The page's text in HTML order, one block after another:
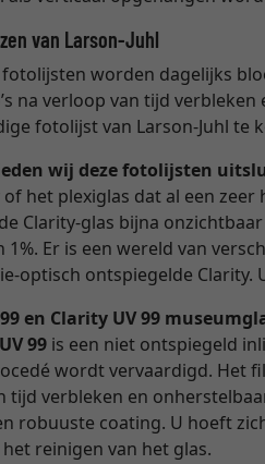
van Larson-Juhl
fotolijsten worden dagelijks
na verloop van tijd
fotolijst van Larson-Juhl te
wij deze fotolijsten
of het plexiglas dat al een
Clarity-glas bijna
1%. Er is een wereld van
optisch ontspiegelde Clarity.
en Clarity UV 99
99 is een niet ontspiegeld
wordt vervaardigd. Het
tijd verbleken en
robuuste coating. U hoeft
reinigen van het glas.